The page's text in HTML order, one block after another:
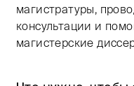
магистратуры,
консультации и
магистерские